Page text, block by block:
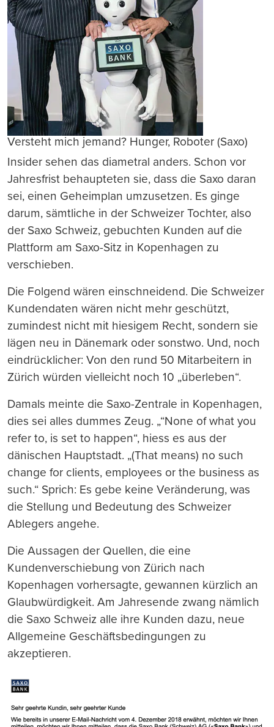
Versteht mich jemand? Hunger, Roboter (Saxo)
Insider sehen das diametral anders. Schon vor
Jahresfrist behaupteten sie, dass die Saxo daran
sei, einen Geheimplan umzusetzen. Es ginge
darum, sämtliche in der Schweizer Tochter, also
der Saxo Schweiz, gebuchten Kunden auf die
Plattform am Saxo-Sitz in Kopenhagen zu
verschieben.
Die Folgend wären einschneidend. Die Schweizer
Kundendaten wären nicht mehr geschützt,
zumindest nicht mit hiesigem Recht, sondern sie
lägen neu in Dänemark oder sonstwo. Und, noch
eindrücklicher: Von den rund 50 Mitarbeitern in
Zürich würden vielleicht noch 10 „überleben“.
Damals meinte die Saxo-Zentrale in Kopenhagen,
dies sei alles dummes Zeug. „“None of what you
refer to, is set to happen“, hiess es aus der
dänischen Hauptstadt. „(That means) no such
change for clients, employees or the business as
such.“ Sprich: Es gebe keine Veränderung, was
die Stellung und Bedeutung des Schweizer
Ablegers angehe.
Die Aussagen der Quellen, die eine
Kundenverschiebung von Zürich nach
Kopenhagen vorhersagte, gewannen kürzlich an
Glaubwürdigkeit. Am Jahresende zwang nämlich
die Saxo Schweiz alle ihre Kunden dazu, neue
Allgemeine Geschäftsbedingungen zu
akzeptieren.